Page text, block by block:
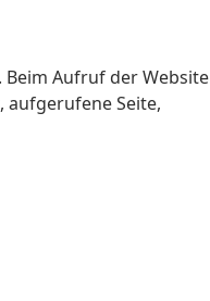
Beim Aufruf der Website
aufgerufene Seite,